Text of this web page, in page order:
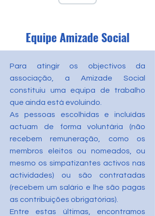
Equipe Amizade Social
Para atingir os objectivos da
associação, a Amizade Social
constituiu uma equipa de trabalho
que ainda está evoluindo.
As pessoas escolhidas e incluídas
actuam de forma voluntária (não
recebem remuneração, como os
membros eleitos ou nomeados, ou
mesmo os simpatizantes activos nas
actividades) ou são contratadas
(recebem um salário e lhe são pagas
as contribuições obrigatórias).
Entre estas últimas, encontramos